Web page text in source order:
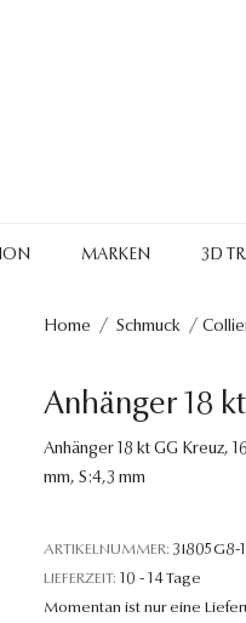
MARKEN 3D
Home / Schmuck /
Anhänger 18
Anhänger 18 kt GG Kreuz,
mm, S:4,3 mm
ARTIKELNUMMER: 3I805G8-1
LIEFERZEIT: 10 - 14 Tage
Momentan ist nur eine